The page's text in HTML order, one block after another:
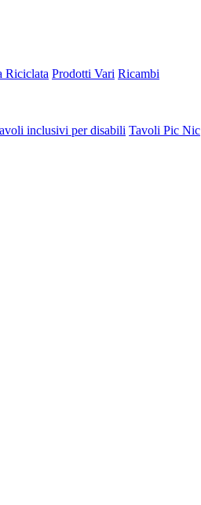
Riciclata Prodotti Vari Ricambi
inclusivi per disabili Tavoli Pic Nic